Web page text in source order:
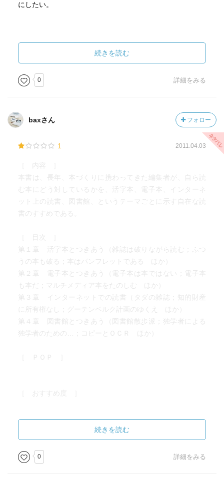
にしたい。
続きを読む
0 詳細をみる
baxさん フォロー
1 2011.04.03
［ 内容 ］
本書は、長年、本づくりに携わってきた編集者が、自ら読
む本にどう対しているかを、活字本、電子本、インターネ
ット上の読書、図書館、というテーマごとに示す自在な読
書のすすめである。
［ 目次 ］
第１章 活字本とつきあう（雑誌は破りながら読む；ふつ
うの本も破る；本はパンフレットである ほか）
第２章 電子本とつきあう（電子本は本ではない；電子本
も本だ；マルチメディア本をたのしむ ほか）
第３章 インターネットでの読書（タダの雑誌；知的財産
に所有権なし；グーテンベルク計画のゆくえ ほか）
第４章 図書館とつきあう（図書館散歩派；独学者による
独学者のための…；コピーとＯＣＲ ほか）
［ ＰＯＰ ］
［ おすすめ度 ］
☆☆☆☆☆☆☆ ストーリー
☆☆☆☆☆☆☆ メッセージ性
☆☆☆☆☆☆☆ 冒険性
続きを読む
0 詳細をみる